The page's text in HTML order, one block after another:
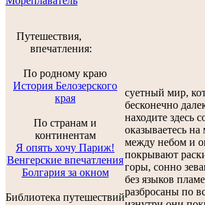
Путешествия,
впечатления:
По родному краю
История Белозерского
края
По странам и
континентам
Я опять хочу Париж!
Венгерские впечатления
Болгария за окном
Библиотека путешествий
суетный мир,
бесконечно
находите здесь
оказываетесь
между небом и
покрывают
горы, сонно
без языков
разбросаны по